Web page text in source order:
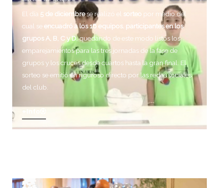
El día 5 de diciembrese realizó el sorteo por medio del
cual seencuadró a los 16 equipos. participantes en los
grupos A, B, C y D, quedando de este modo listos los
emparejamientos para las tres jornadas de la fase de
grupos y los cruces desde cuartos hasta la gran final. El
sorteo se emitió en riguroso directo por las redes sociales
del club.